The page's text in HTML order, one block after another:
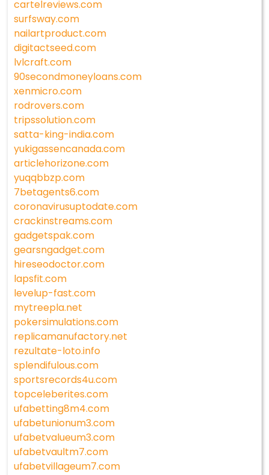
cartelreviews.com
surfsway.com
nailartproduct.com
digitactseed.com
lvlcraft.com
90secondmoneyloans.com
xenmicro.com
rodrovers.com
tripssolution.com
satta-king-india.com
yukigassencanada.com
articlehorizone.com
yuqqbbzp.com
7betagents6.com
coronavirusuptodate.com
crackinstreams.com
gadgetspak.com
gearsngadget.com
hireseodoctor.com
lapsfit.com
levelup-fast.com
mytreepla.net
pokersimulations.com
replicamanufactory.net
rezultate-loto.info
splendifulous.com
sportsrecords4u.com
topceleberites.com
ufabetting8m4.com
ufabetunionum3.com
ufabetvalueum3.com
ufabetvaultm7.com
ufabetvillageum7.com